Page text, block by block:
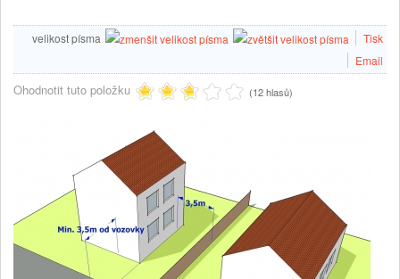
velikost písma
Tisk
Email
Ohodnotit tuto položku (12 hlasů)